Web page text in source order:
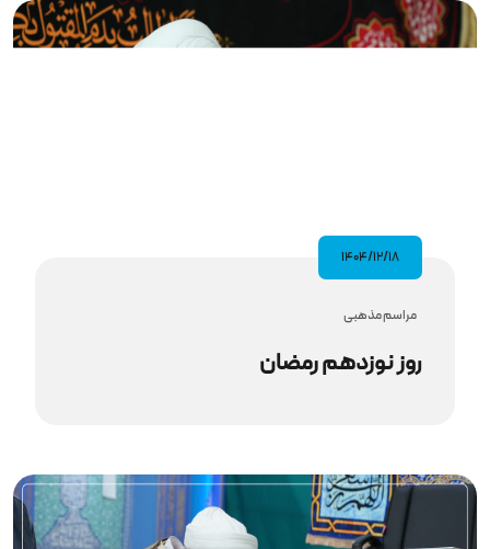
۱۴۰۴/۱۲/۱۸
مراسم مذهبى
روز نوزدهم رمضان